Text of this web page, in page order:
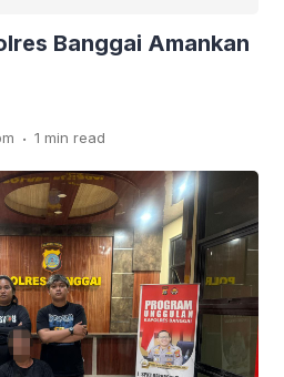
Banggai Amankan
. 1 min read